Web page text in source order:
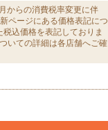
からの消費税率変更に伴
ページにある価格表記につ
込価格を表記しておりま
いての詳細は各店舗へご確